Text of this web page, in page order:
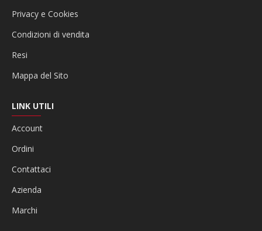
Privacy e Cookies
Condizioni di vendita
Resi
Mappa del Sito
LINK UTILI
Account
Ordini
Contattaci
Azienda
Marchi